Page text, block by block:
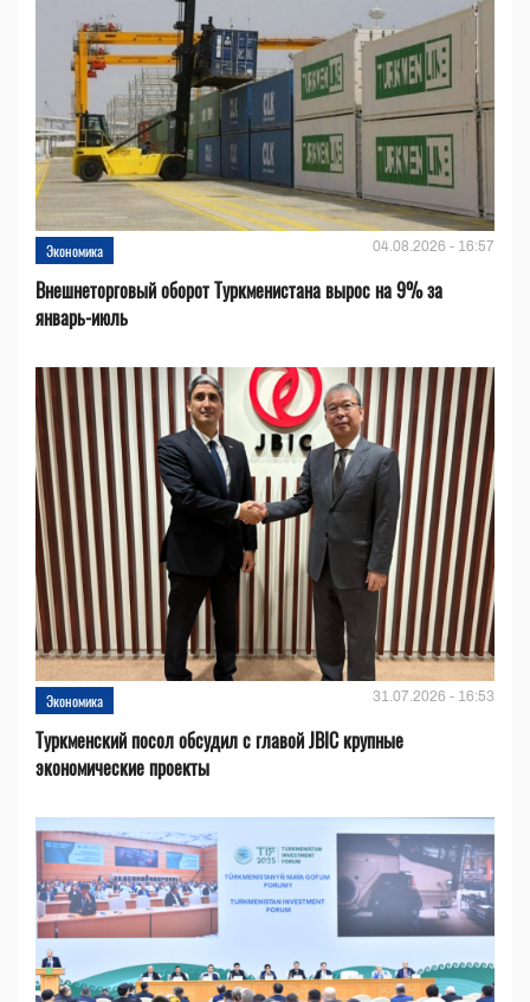
Экономика 04.08.2026 - 16:57
Внешнеторговый оборот Туркменистана вырос на 9% за
январь-июль
Экономика 31.07.2026 - 16:53
Туркменский посол обсудил с главой JBIC крупные
экономические проекты